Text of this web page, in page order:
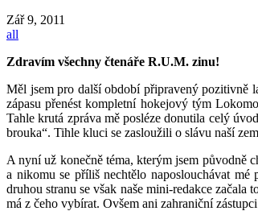
Zář 9, 2011
all
Zdravím všechny čtenáře R.U.M. zinu!
Měl jsem pro další období připravený pozitivně
zápasu přenést kompletní hokejový tým
Tahle krutá zpráva mě posléze donutila celý
brouka“. Tihle kluci se zasloužili o slávu naší
A nyní už konečně téma, kterým jsem původně
a nikomu se příliš nechtělo naposlouchávat
druhou stranu se však naše mini-redakce začala
má z čeho vybírat. Ovšem ani zahraniční